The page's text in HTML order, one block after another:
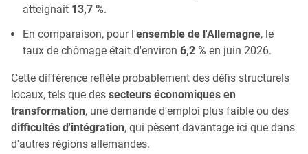
atteignait 13,7 %.
En comparaison, pour l'ensemble de l'Allemagne, le
taux de chômage était d'environ 6,2 % en juin 2026.
Cette différence reflète probablement des défis structurels
locaux, tels que des secteurs économiques en
transformation, une demande d'emploi plus faible ou des
difficultés d'intégration, qui pèsent davantage ici que dans
d'autres régions allemandes.